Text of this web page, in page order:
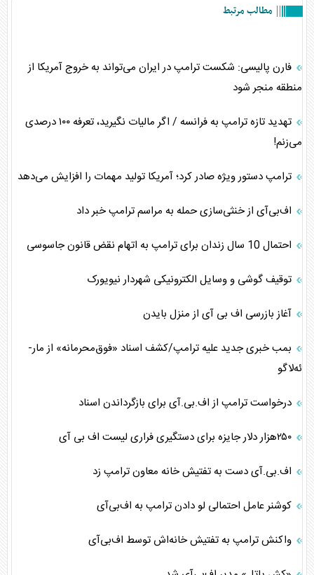
مطالب مرتبط
فارن پالیسی: شکست ترامپ در ایران می‌تواند به خروج آمریکا از
منطقه منجر شود
تهدید تازه ترامپ به فرانسه / اگر مالیات نگیرید، تعرفه ۱۰۰ درصدی
می‌زنم!
ترامپ دستور ویژه صادر کرد؛ آمریکا تولید مهمات را افزایش می‌دهد
اف‌بی‌آی از خنثی‌سازی حمله به مراسم ترامپ خبر داد
احتمال 10 سال زندان برای ترامپ به اتهام نقض قانون جاسوسی
توقیف گوشی و وسایل الکترونیکی شهردار نیویورک
آغاز بازرسی اف بی آی از منزل بایدن
بمب خبری جدید علیه ترامپ/کشف اسناد «فوق‌محرمانه» از مار-
ئه‌لاگو
درخواست ترامپ از اف.بی.آی برای بازگرداندن اسناد
اف.بی.آی دست به تفتیش خانه معاون ترامپ زد
کوشنر عامل احتمالی لو دادن ترامپ به اف‌بی‌آی
واکنش ترامپ به تفتیش خانه‌اش توسط اف‌بی‌آی